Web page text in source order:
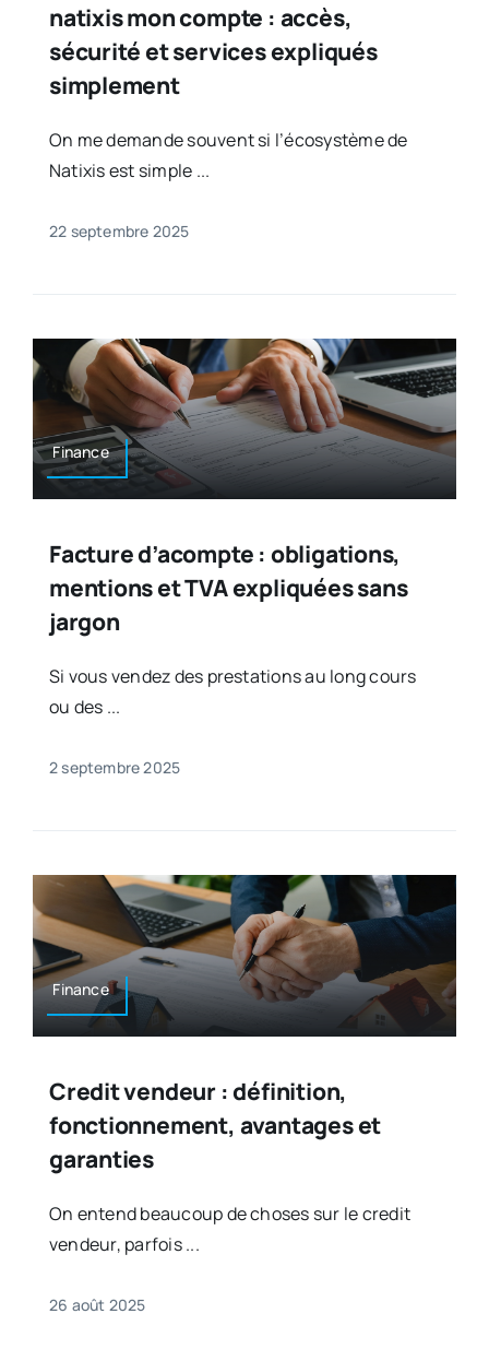
natixis mon compte : accès,
sécurité et services expliqués
simplement
On me demande souvent si l’écosystème de
Natixis est simple ...
22 septembre 2025
Finance
Facture d’acompte : obligations,
mentions et TVA expliquées sans
jargon
Si vous vendez des prestations au long cours
ou des ...
2 septembre 2025
Finance
Credit vendeur : définition,
fonctionnement, avantages et
garanties
On entend beaucoup de choses sur le credit
vendeur, parfois ...
26 août 2025